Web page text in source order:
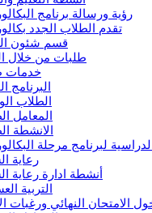
رؤية ورسالة برنامج
تقدم الطلاب الجدد
قسم شئون
طلبات من خلال
خدمات
البرنامج
الطلاب
المعامل
الانشطة
الدراسية لبرنامج مرحلة
رعاية
أنشطة ادارة رعاية
التربية
الامتحان النهائي ورغبات